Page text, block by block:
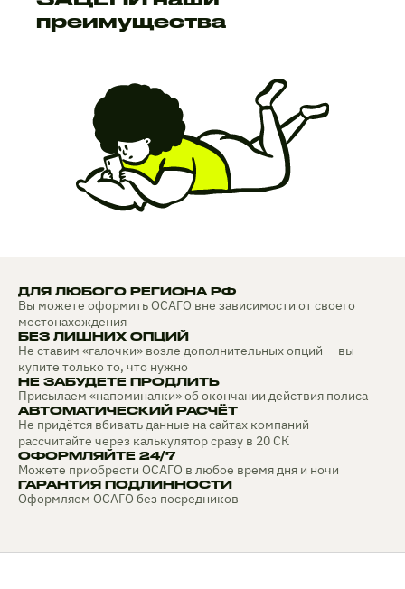
преимущества
ДЛЯ ЛЮБОГО РЕГИОНА РФ
Вы можете оформить ОСАГО вне зависимости от своего
местонахождения
БЕЗ ЛИШНИХ ОПЦИЙ
Не ставим «галочки» возле дополнительных опций — вы
купите только то, что нужно
НЕ ЗАБУДЕТЕ ПРОДЛИТЬ
Присылаем «напоминалки» об окончании действия полиса
АВТОМАТИЧЕСКИЙ РАСЧЁТ
Не придётся вбивать данные на сайтах компаний —
рассчитайте через калькулятор сразу в 20 СК
ОФОРМЛЯЙТЕ 24/7
Можете приобрести ОСАГО в любое время дня и ночи
ГАРАНТИЯ ПОДЛИННОСТИ
Оформляем ОСАГО без посредников